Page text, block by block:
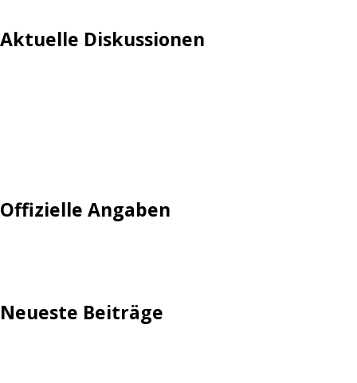
Aktuelle Diskussionen
Offizielle Angaben
Neueste Beiträge